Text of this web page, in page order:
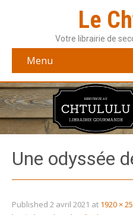
Le
Votre librairie de
Menu
Une odyssée
Published 2 avril 2021 at 1920 ×